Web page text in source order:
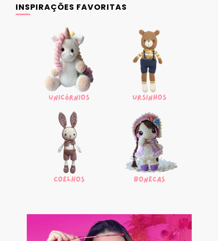
INSPIRAÇÕES FAVORITAS